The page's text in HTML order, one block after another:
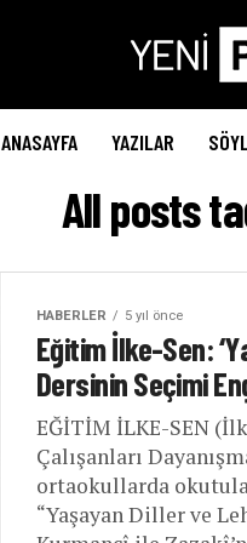
ANASAYFA YAZILAR
All posts
HABERLER 5 yıl önce
Eğitim İlke-Sen:
Dersinin Seçimi
EĞİTİM İLKE-SEN
Çalışanları
ortaokullarda
“Yaşayan Diller ve